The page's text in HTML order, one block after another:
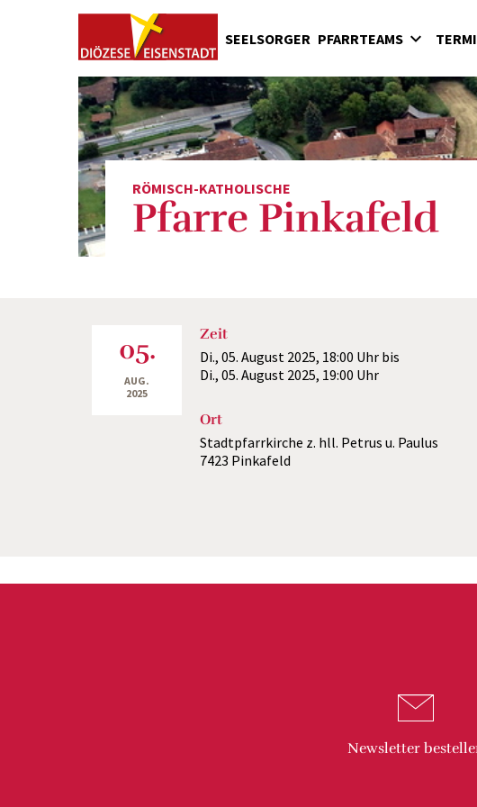
SEELSORGER PFARRTEAMS
Liturgische Dienste
Caritas
Kirchenreinigung
Kirchenschmuck
Eintritt in
RÖMISCH-KATHOLISCHE
Pfarre Pinkafeld
05.
AUG.
2025
Zeit
Di., 05. August 2025, 18:00 Uhr bis
Di., 05. August 2025, 19:00 Uhr
Ort
Stadtpfarrkirche z. hll. Petrus u. Paulus
7423 Pinkafeld
Newsletter